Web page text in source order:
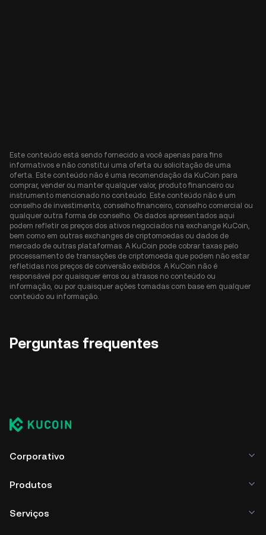
Este conteúdo está sendo fornecido a você apenas para fins
informativos e não constitui uma oferta ou solicitação de uma
oferta. Este conteúdo não é uma recomendação da KuCoin para
comprar, vender ou manter qualquer valor, produto financeiro ou
instrumento mencionado no conteúdo. Este conteúdo não é um
conselho de investimento, conselho financeiro, conselho comercial ou
qualquer outra forma de conselho. Os dados apresentados aqui
podem refletir os preços dos ativos negociados na exchange KuCoin,
bem como em outras exchanges de criptomoedas ou dados de
mercado de outras plataformas. A KuCoin pode cobrar taxas pelo
processamento de transações de criptomoeda que podem não estar
refletidas nos preços de conversão exibidos. A KuCoin não é
responsável por quaisquer erros ou atrasos no conteúdo ou
informação, ou por quaisquer ações tomadas com base em qualquer
conteúdo ou informação.
Perguntas frequentes
Corporativo
Produtos
Serviços